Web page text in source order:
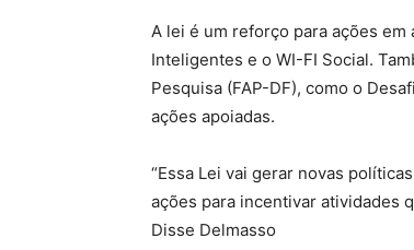
A lei é um reforço para ações em
Inteligentes e o WI-FI Social.
Pesquisa (FAP-DF), como o
ações apoiadas.
“Essa Lei vai gerar novas
ações para incentivar atividades
Disse Delmasso